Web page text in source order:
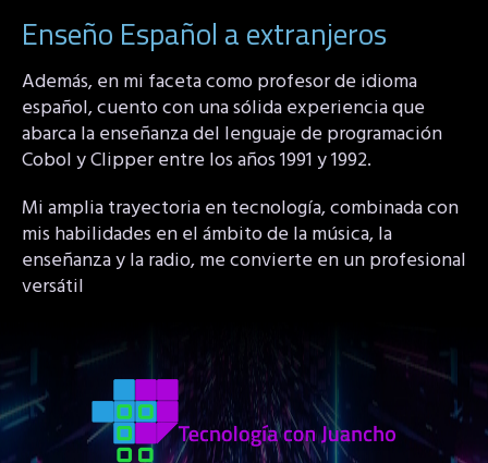
Enseño Español a extranjeros
Además, en mi faceta como profesor de idioma
español, cuento con una sólida experiencia que
abarca la enseñanza del lenguaje de programación
Cobol y Clipper entre los años 1991 y 1992.
Mi amplia trayectoria en tecnología, combinada con
mis habilidades en el ámbito de la música, la
enseñanza y la radio, me convierte en un profesional
versátil